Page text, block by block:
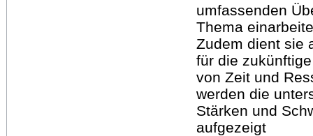
umfassenden
Thema
Zudem dient sie
für die
von Zeit und
werden die
Stärken und
aufgezeigt